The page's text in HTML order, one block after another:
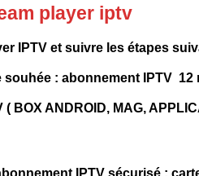
player iptv
IPTVet suivre les étapes
: abonnement IPTV 12
ANDROID, MAG,
IPTV sécurisé :